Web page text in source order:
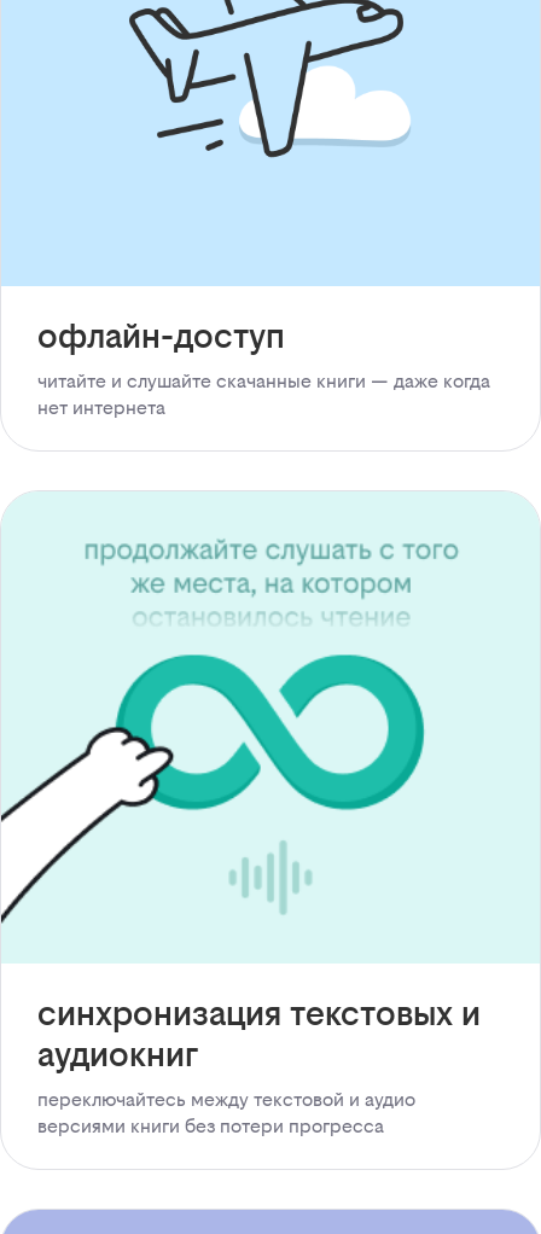
офлайн-доступ
читайте и слушайте скачанные книги — даже когда
нет интернета
синхронизация текстовых и
аудиокниг
переключайтесь между текстовой и аудио
версиями книги без потери прогресса